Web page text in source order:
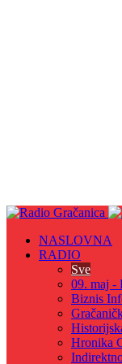
NASLOVNA
RADIO
Sve
09. maj -
Biznis
Hronika